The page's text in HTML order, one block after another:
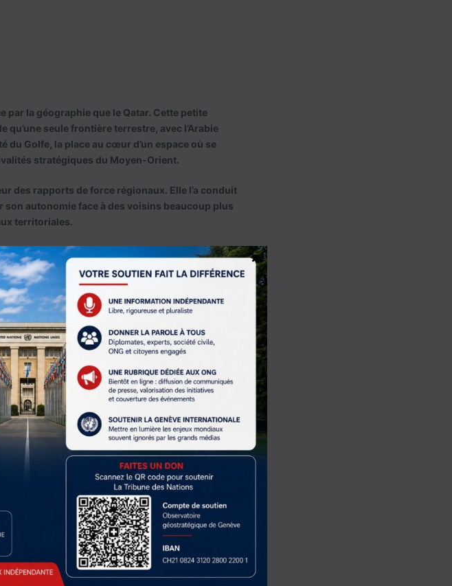
par la géographie que le Qatar. Cette petite
qu’une seule frontière terrestre, avec l’Arabie
du Golfe, la place au cœur d’un espace où se
stratégiques du Moyen-Orient.
des rapports de force régionaux. Elle l’a conduit
autonomie face à des voisins beaucoup plus
territoriales.
qatarie
naturel au monde. Exploité sous le nom deNorth
réservoir représente le socle de la
transformé le pays. En quelques
mondiaux de gaz naturel liquéfié (GNL), lui
d’une politique étrangère particulièrement
L’exploitation du gisement dépend de
bien que rivaux sur certains dossiers
Aucun des deux n’a intérêt à voir
×